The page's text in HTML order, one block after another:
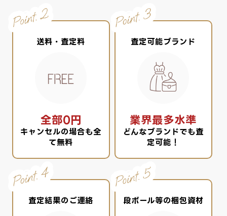
送料・査定料
全部0円
キャンセルの場合も全
て無料
査定可能ブランド
業界最多水準
どんなブランドでも査
定可能！
査定結果のご連絡 段ボール等の梱包資材